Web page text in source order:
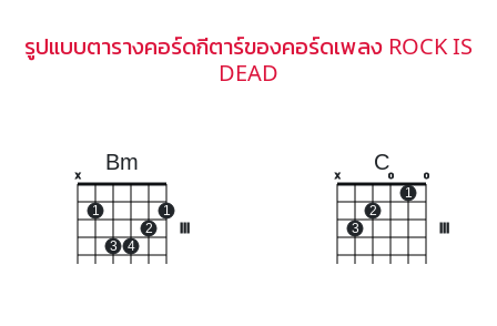
รูปแบบตารางคอร์ดกีตาร์ของคอร์ดเพลง ROCK IS
DEAD
Bm
x
1
3 4
2
1
C
x
3
2
o
1
o